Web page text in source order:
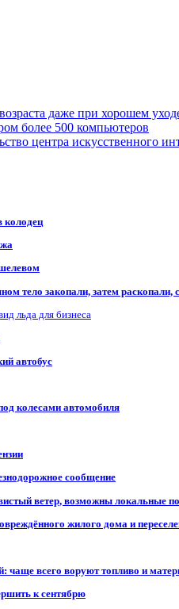
даже при хорошем
более 500 компьютеров
центра искусственного
колодец
тело закопали, затем раскопали,
льда для бизнеса
автобус
колесами автомобиля
сообщение
ветер, возможны локальные
жилого дома и
чаще всего воруют топливо и
к сентябрю